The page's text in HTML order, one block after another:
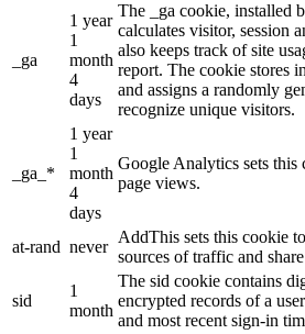
_ga
1 year
1
month
4
days
The _ga cookie, installed
calculates visitor, session
also keeps track of site
report. The cookie stores
and assigns a randomly
recognize unique visitors.
_ga_*
1 year
1
month
4
days
Google Analytics sets this
page views.
at-rand never
AddThis sets this cookie
sources of traffic and
sid
1
month
The sid cookie contains
encrypted records of a
and most recent sign-in